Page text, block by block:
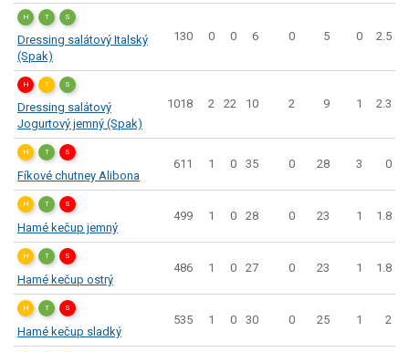
H T S
Dressing salátový Italský
(Spak)
130 0 0 6 0 5 0 2.5
H T S
Dressing salátový
Jogurtový jemný (Spak)
1018 2 22 10 2 9 1 2.3
H T S
Fíkové chutney Alibona
611 1 0 35 0 28 3 0
H T S
Hamé kečup jemný
499 1 0 28 0 23 1 1.8
H T S
Hamé kečup ostrý
486 1 0 27 0 23 1 1.8
H T S
Hamé kečup sladký
535 1 0 30 0 25 1 2